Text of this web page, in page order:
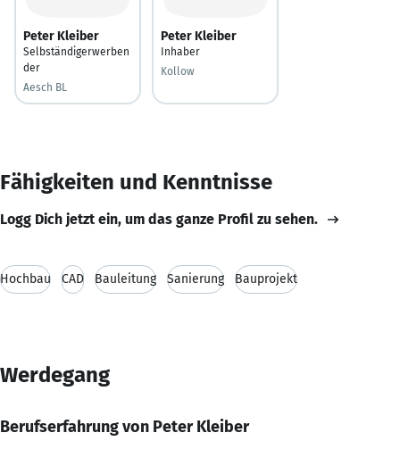
Peter Kleiber
Selbständigerwerben
der
Aesch BL
Peter Kleiber
Inhaber
Kollow
Fähigkeiten und Kenntnisse
Logg Dich jetzt ein, um das ganze Profil zu sehen.
Hochbau CAD Bauleitung Sanierung Bauprojekt
Werdegang
Berufserfahrung von Peter Kleiber